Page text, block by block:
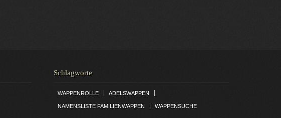
Schlagworte
WAPPENROLLE ADELSWAPPEN
NAMENSLISTE FAMILIENWAPPEN WAPPENSUCHE